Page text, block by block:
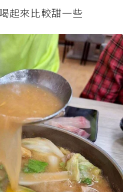
起來比較甜一些